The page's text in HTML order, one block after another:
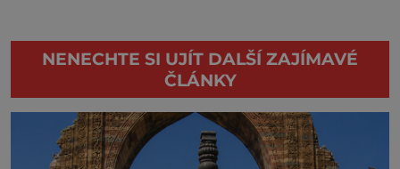
NENECHTE SI UJÍT DALŠÍ ZAJÍMAVÉ
ČLÁNKY